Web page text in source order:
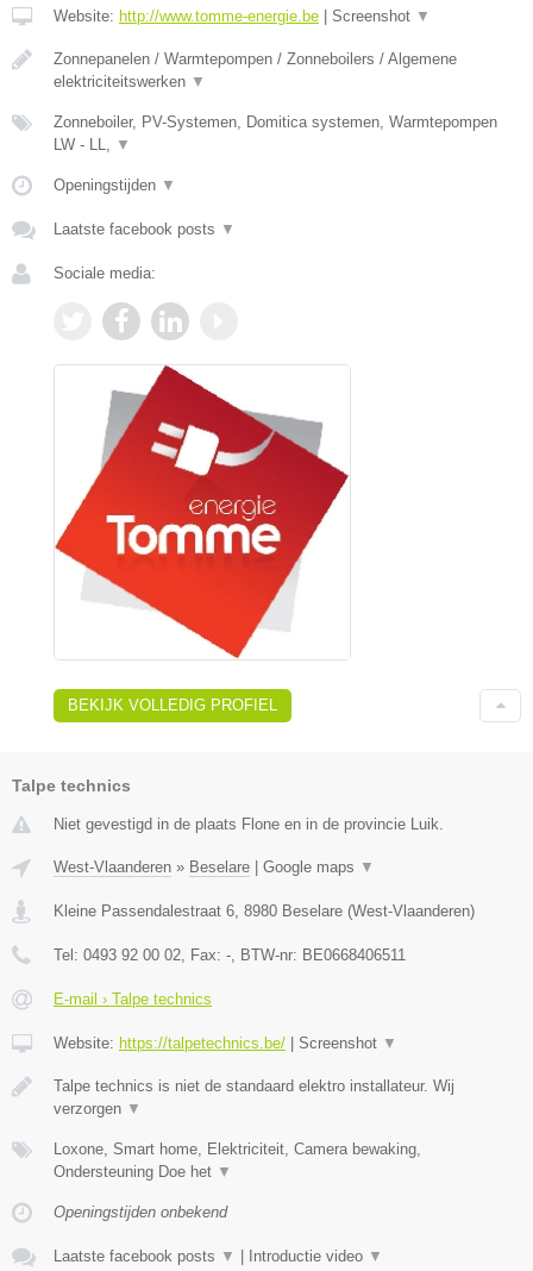
Website: http://www.tomme-energie.be | Screenshot ▼
Zonnepanelen / Warmtepompen / Zonneboilers / Algemene
elektriciteitswerken ▼
Zonneboiler, PV-Systemen, Domitica systemen, Warmtepompen
LW - LL,
▼
Openingstijden ▼
Laatste facebook posts ▼
Sociale media:
BEKIJK VOLLEDIG PROFIEL
Talpe technics
Niet gevestigd in de plaats Flone en in de provincie Luik.
West-Vlaanderen » Beselare | Google maps ▼
Kleine Passendalestraat 6 8980 Beselare (West-Vlaanderen)
Tel: 0493 92 00 02 , Fax: - , BTW-nr: BE0668406511
E-mail › Talpe technics
Website: https://talpetechnics.be/ | Screenshot ▼
Talpe technics is niet de standaard elektro installateur. Wij
verzorgen ▼
Loxone, Smart home, Elektriciteit, Camera bewaking,
Ondersteuning Doe het ▼
Openingstijden onbekend
Laatste facebook posts ▼ | Introductie video ▼